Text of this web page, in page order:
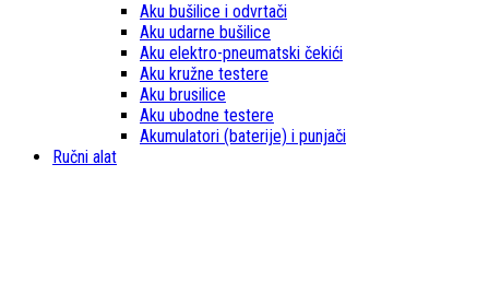
Aku bušilice i odvrtači
Aku udarne bušilice
Aku elektro-pneumatski čekići
Aku kružne testere
Aku brusilice
Aku ubodne testere
Akumulatori (baterije) i punjači
Ručni alat